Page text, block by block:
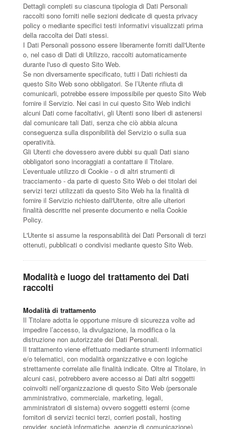
Dettagli completi su ciascuna tipologia di Dati Personali
raccolti sono forniti nelle sezioni dedicate di questa privacy
policy o mediante specifici testi informativi visualizzati prima
della raccolta dei Dati stessi.
I Dati Personali possono essere liberamente forniti dall'Utente
o, nel caso di Dati di Utilizzo, raccolti automaticamente
durante l'uso di questo Sito Web.
Se non diversamente specificato, tutti i Dati richiesti da
questo Sito Web sono obbligatori. Se l’Utente rifiuta di
comunicarli, potrebbe essere impossibile per questo Sito Web
fornire il Servizio. Nei casi in cui questo Sito Web indichi
alcuni Dati come facoltativi, gli Utenti sono liberi di astenersi
dal comunicare tali Dati, senza che ciò abbia alcuna
conseguenza sulla disponibilità del Servizio o sulla sua
operatività.
Gli Utenti che dovessero avere dubbi su quali Dati siano
obbligatori sono incoraggiati a contattare il Titolare.
L’eventuale utilizzo di Cookie - o di altri strumenti di
tracciamento - da parte di questo Sito Web o dei titolari dei
servizi terzi utilizzati da questo Sito Web ha la finalità di
fornire il Servizio richiesto dall'Utente, oltre alle ulteriori
finalità descritte nel presente documento e nella Cookie
Policy.
L'Utente si assume la responsabilità dei Dati Personali di terzi
ottenuti, pubblicati o condivisi mediante questo Sito Web.
Modalità e luogo del trattamento dei Dati
raccolti
Modalità di trattamento
Il Titolare adotta le opportune misure di sicurezza volte ad
impedire l’accesso, la divulgazione, la modifica o la
distruzione non autorizzate dei Dati Personali.
Il trattamento viene effettuato mediante strumenti informatici
e/o telematici, con modalità organizzative e con logiche
strettamente correlate alle finalità indicate. Oltre al Titolare, in
alcuni casi, potrebbero avere accesso ai Dati altri soggetti
coinvolti nell’organizzazione di questo Sito Web (personale
amministrativo, commerciale, marketing, legali,
amministratori di sistema) ovvero soggetti esterni (come
fornitori di servizi tecnici terzi, corrieri postali, hosting
provider, società informatiche, agenzie di comunicazione)